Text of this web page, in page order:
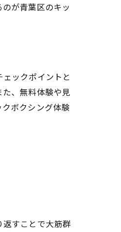
が青葉区のキッ
ックポイントと
、無料体験や見
ボクシング体験
すことで大筋群